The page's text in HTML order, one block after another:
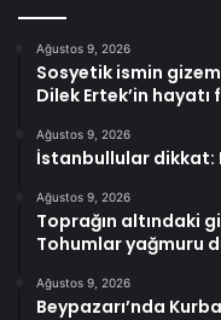
Ağustos 9, 2026
Sosyetik ismin
Dilek Ertek’in
Ağustos 9, 2026
İstanbullular dikkat:
Ağustos 9, 2026
Toprağın altındaki
Tohumlar yağmuru
Ağustos 9, 2026
Beypazarı’nda